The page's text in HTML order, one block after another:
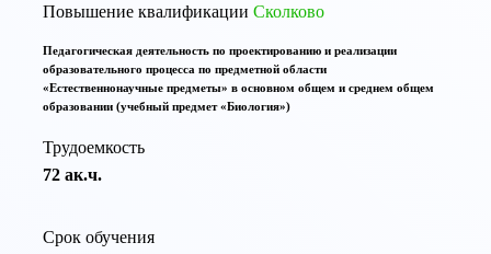
Повышение квалификации Сколково
Педагогическая деятельность по проектированию и реализации
образовательного процесса по предметной области
«Естественнонаучные предметы» в основном общем и среднем общем
образовании (учебный предмет «Биология»)
Трудоемкость
72 ак.ч.
Срок обучения